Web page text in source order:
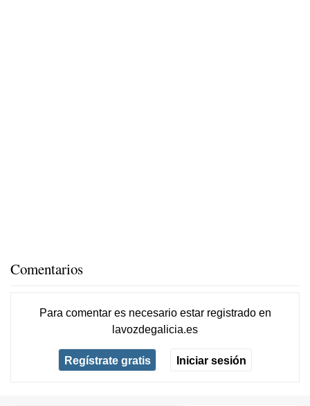
Comentarios
Para comentar es necesario estar registradoen
lavozdegalicia.es
Regístrate gratis Iniciar sesión